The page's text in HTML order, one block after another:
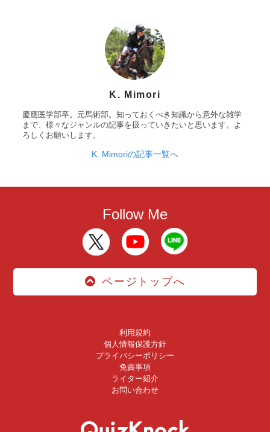
K. Mimori
慶應医学部卒。元馬術部。知っておくべき知識から意外な雑学
まで、様々なジャンルの記事を扱っていきたいと思います。よ
ろしくお願いします。
K. Mimoriの記事一覧へ
Follow Me
ページトップへ
利用規約
個人情報保護方針
プライバシーポリシー
免責事項
ライター紹介
お問い合わせ